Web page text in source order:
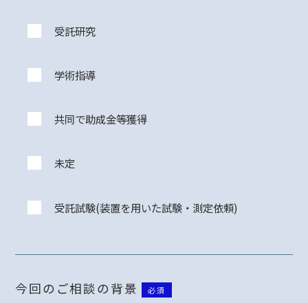
受託研究
学術指導
共同で助成金等獲得
未定
受託試験(装置を用いた試験・測定依頼)
今回のご相談の背景 必須